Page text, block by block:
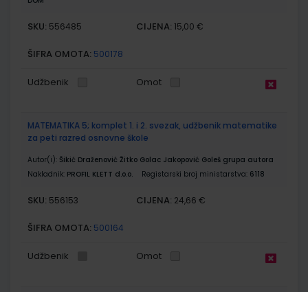
SKU: 556485 CIJENA: 15,00 €
ŠIFRA OMOTA: 500178
Udžbenik Omot
MATEMATIKA 5; komplet 1. i 2. svezak, udžbenik matematike
za peti razred osnovne škole
Autor(i): Šikić Draženović Žitko Golac Jakopović Goleš grupa autora
Nakladnik: PROFIL KLETT d.o.o. Registarski broj ministarstva: 6118
SKU: 556153 CIJENA: 24,66 €
ŠIFRA OMOTA: 500164
Udžbenik Omot